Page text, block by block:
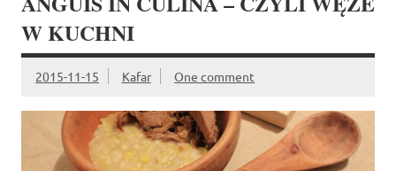
W KUCHNI
2015-11-15 Kafar One comment